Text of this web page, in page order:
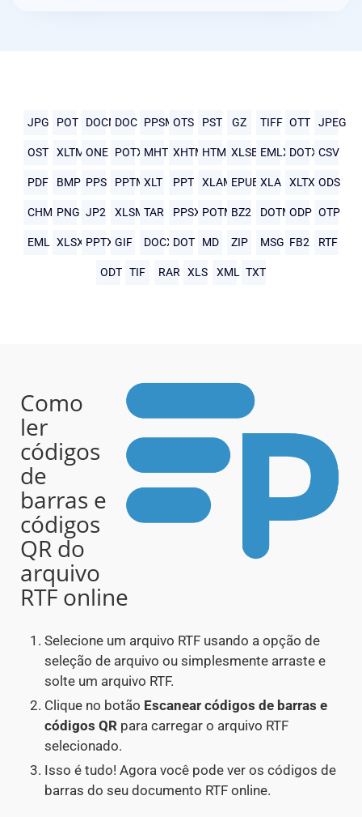
JPG POT DOCMDOC PPSMOTS PST GZ TIFF OTT JPEG
OST XLTM ONE POTX MHTMLXHTMLHTMLXLSB EMLX DOTX CSV
PDF BMP PPS PPTMXLT PPT XLAMEPUB XLA XLTX ODS
CHM PNG JP2 XLSMTAR PPSX POTMBZ2 DOTMODP OTP
EML XLSX PPTX GIF DOCXDOT MD ZIP MSG FB2 RTF
ODT TIF RAR XLS XML TXT
Como
ler
códigos
de
barras e
códigos
QR do
arquivo
RTF online
Selecione um arquivo RTF usando a opção de
seleção de arquivo ou simplesmente arraste e
solte um arquivo RTF.
Clique no botão Escanear códigos de barras e
códigos QR para carregar o arquivo RTF
selecionado.
Isso é tudo! Agora você pode ver os códigos de
barras do seu documento RTF online.